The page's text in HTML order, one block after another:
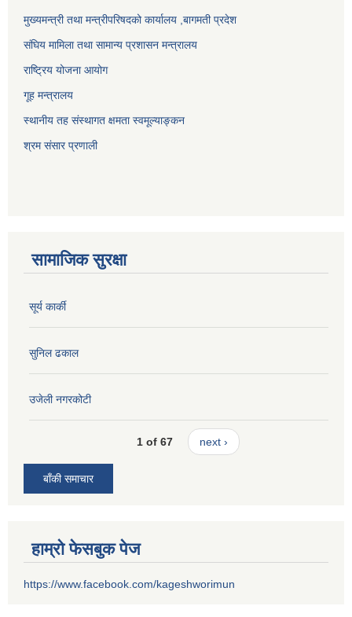
मुख्यमन्त्री तथा मन्त्रीपरिषदको कार्यालय ,बागमती प्रदेश
संघिय मामिला तथा सामान्य प्रशासन मन्त्रालय
राष्ट्रिय योजना आयोग
गूह मन्त्रालय
स्थानीय तह संस्थागत क्षमता स्वमूल्याङ्कन
श्रम संसार प्रणाली
सामाजिक सुरक्षा
सूर्य कार्की
सुनिल ढकाल
उजेली नगरकोटी
1 of 67 next ›
बाँकी समाचार
हाम्रो फेसबुक पेज
https://www.facebook.com/kageshworimun